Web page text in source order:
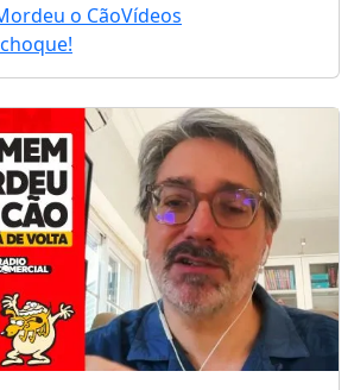
o CãoVídeos